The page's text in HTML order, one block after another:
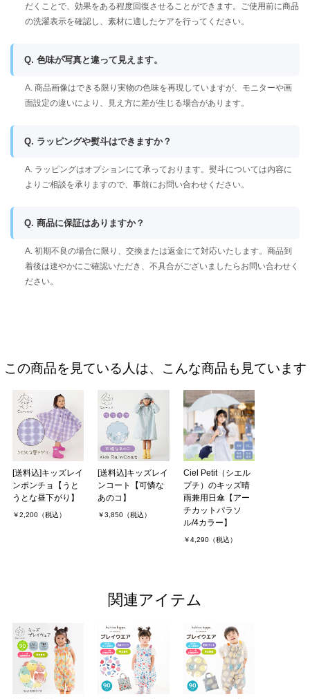
だくことで、効果をある程度回復させることができます。ご使用前に商品
の洗濯表示を確認し、素材に適したケアを行ってください。
Q. 色味が写真と違って見えます。
A. 商品画像はできる限り実物の色味を再現していますが、モニターや画
面設定の違いにより、見え方に差が生じる場合があります。
Q. ラッピングや熨斗はできますか？
A. ラッピングはオプションにて承っております。熨斗については内容に
よりご相談を承りますので、事前にお問い合わせください。
Q. 商品に保証はありますか？
A. 初期不良の場合に限り、交換または返金にて対応いたします。商品到
着後は速やかにご確認いただき、不具合がございましたらお問い合わせく
ださい。
この商品を見ている人は、こんな商品も見ています
[送料込]キッズレイ
ンポンチョ【うと
うとな昼下がり】
￥2,200（税込）
[送料込]キッズレイ
ンコート【可憐な
あのコ】
￥3,850（税込）
Ciel Petit（シエル
プチ）のキッズ晴
雨兼用日傘【アー
チカットパラソ
ル/4カラー】
￥4,290（税込）
関連アイテム